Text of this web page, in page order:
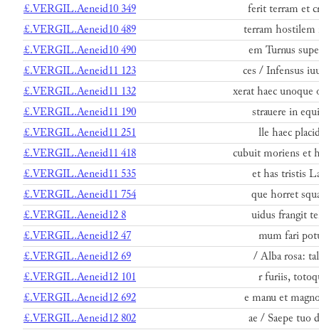
£.VERGIL.Aeneid10 349
ferit terram et
£.VERGIL.Aeneid10 489
terram
£.VERGIL.Aeneid10 490
em Turnus
£.VERGIL.Aeneid11 123
ces / Infensus
£.VERGIL.Aeneid11 132
xerat haec unoque
£.VERGIL.Aeneid11 190
strauere in
£.VERGIL.Aeneid11 251
lle haec
£.VERGIL.Aeneid11 418
cubuit moriens et
£.VERGIL.Aeneid11 535
et has tristis
£.VERGIL.Aeneid11 754
que horret
£.VERGIL.Aeneid12 8
uidus frangit
£.VERGIL.Aeneid12 47
mum fari
£.VERGIL.Aeneid12 69
/ Alba rosa:
£.VERGIL.Aeneid12 101
r furiis,
£.VERGIL.Aeneid12 692
e manu et
£.VERGIL.Aeneid12 802
ae / Saepe tuo